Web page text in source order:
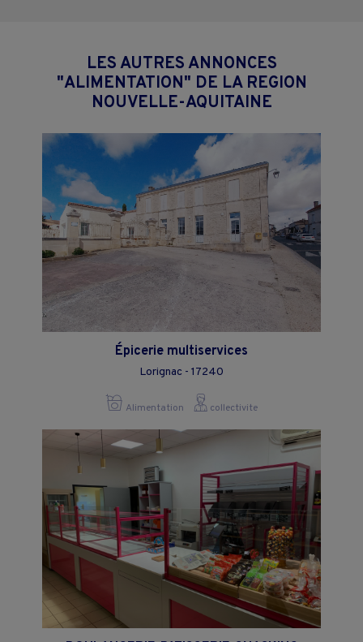
LES AUTRES ANNONCES
"ALIMENTATION" DE LA REGION
NOUVELLE-AQUITAINE
Épicerie multiservices
Lorignac - 17240
Alimentation collectivite